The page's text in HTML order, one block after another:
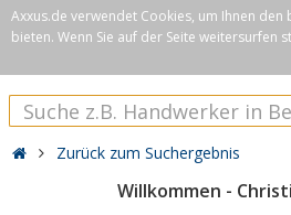
Axxus.de verwendet Cookies, um Ihnen den
bieten. Wenn Sie auf der Seite weitersurfen
Zurück zum Suchergebnis
Willkommen -